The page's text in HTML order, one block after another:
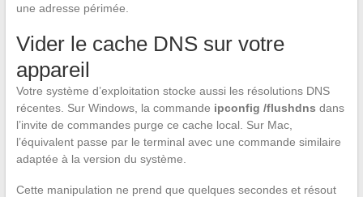
une adresse périmée.
Vider le cache DNS sur votre
appareil
Votre système d’exploitation stocke aussi les résolutions DNS
récentes. Sur Windows, la commande ipconfig /flushdns dans
l’invite de commandes purge ce cache local. Sur Mac,
l’équivalent passe par le terminal avec une commande similaire
adaptée à la version du système.
Cette manipulation ne prend que quelques secondes et résout